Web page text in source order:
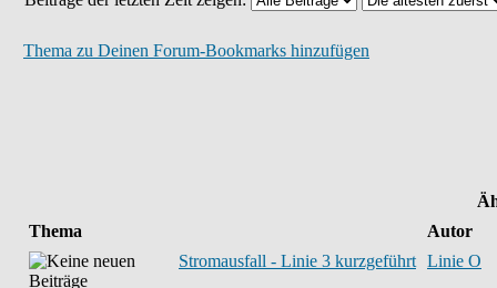
Thema zu Deinen Forum-Bookmarks hinzufügen
Thema
Autor
Stromausfall - Linie 3 kurzgeführt Linie O